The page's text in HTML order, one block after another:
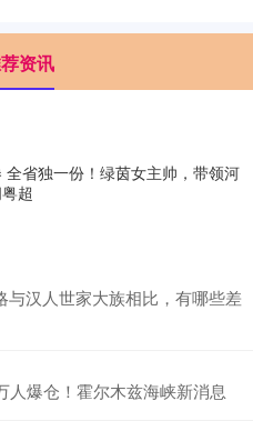
资讯
全省独一份！绿茵女主帅，带领河
超
汉人世家大族相比，有哪些差
人爆仓！霍尔木兹海峡新消息